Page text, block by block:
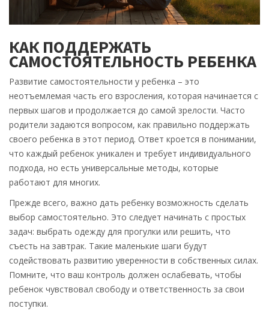
КАК ПОДДЕРЖАТЬ
САМОСТОЯТЕЛЬНОСТЬ РЕБЕНКА
Развитие самостоятельности у ребенка – это
неотъемлемая часть его взросления, которая начинается с
первых шагов и продолжается до самой зрелости. Часто
родители задаются вопросом, как правильно поддержать
своего ребенка в этот период. Ответ кроется в понимании,
что каждый ребенок уникален и требует индивидуального
подхода, но есть универсальные методы, которые
работают для многих.
Прежде всего, важно дать ребенку возможность сделать
выбор самостоятельно. Это следует начинать с простых
задач: выбрать одежду для прогулки или решить, что
съесть на завтрак. Такие маленькие шаги будут
содействовать развитию уверенности в собственных силах.
Помните, что ваш контроль должен ослабевать, чтобы
ребенок чувствовал свободу и ответственность за свои
поступки.